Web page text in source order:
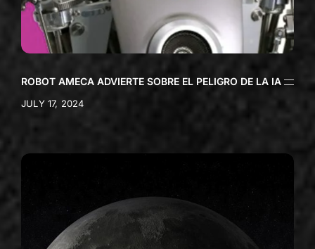
ROBOT AMECA ADVIERTE SOBRE EL PELIGRO DE LA IA
JULY 17, 2024